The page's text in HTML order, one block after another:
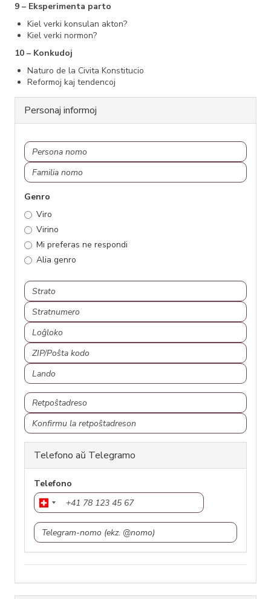
9 – Eksperimenta parto
Kiel verki konsulan akton?
Kiel verki normon?
10 – Konkudoj
Naturo de la Civita Konstitucio
Reformoj kaj tendencoj
Personaj informoj
Nomo
Persona
nomo
Familia
nomo
Genro
Viro
Virino
Mi preferas ne respondi
Alia genro
Adreso
Strato
Stratnumero
Loĝloko
ZIP/Poŝta
kodo
Lando
Retpoŝtadreso
Retpoŝtadreso
Konfirmu
la
retpoŝtadreson
Telefono aŭ Telegramo
Telefono
Telegram-
nomo
(ekz.
@nomo)